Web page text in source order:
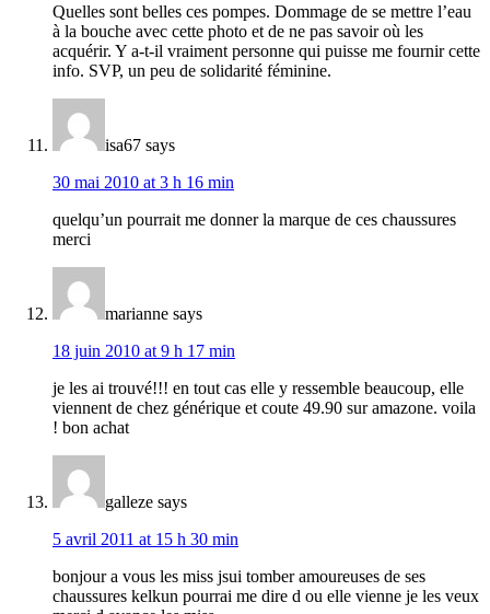
Quelles sont belles ces pompes. Dommage de se mettre l’eau
à la bouche avec cette photo et de ne pas savoir où les
acquérir. Y a-t-il vraiment personne qui puisse me fournir cette
info. SVP, un peu de solidarité féminine.
isa67 says
30 mai 2010 at 3 h 16 min
quelqu’un pourrait me donner la marque de ces chaussures
merci
marianne says
18 juin 2010 at 9 h 17 min
je les ai trouvé!!! en tout cas elle y ressemble beaucoup, elle
viennent de chez générique et coute 49.90 sur amazone. voila
! bon achat
galleze says
5 avril 2011 at 15 h 30 min
bonjour a vous les miss jsui tomber amoureuses de ses
chaussures kelkun pourrai me dire d ou elle vienne je les veux